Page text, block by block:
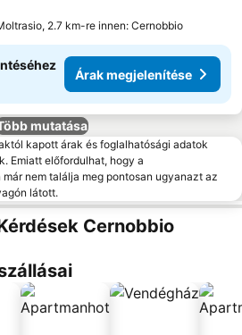
2.7 km-re innen: Cernobbio
Árak megjelenítése
mutatása
kapott árak és foglalhatósági adatok
Emiatt előfordulhat, hogy a
nem találja meg pontosan ugyanazt az
látott.
Cernobbio